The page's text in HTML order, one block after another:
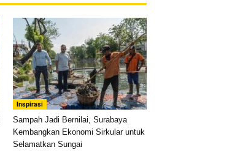
Inspirasi
Sampah Jadi Bernilai, Surabaya
Kembangkan Ekonomi Sirkular untuk
Selamatkan Sungai